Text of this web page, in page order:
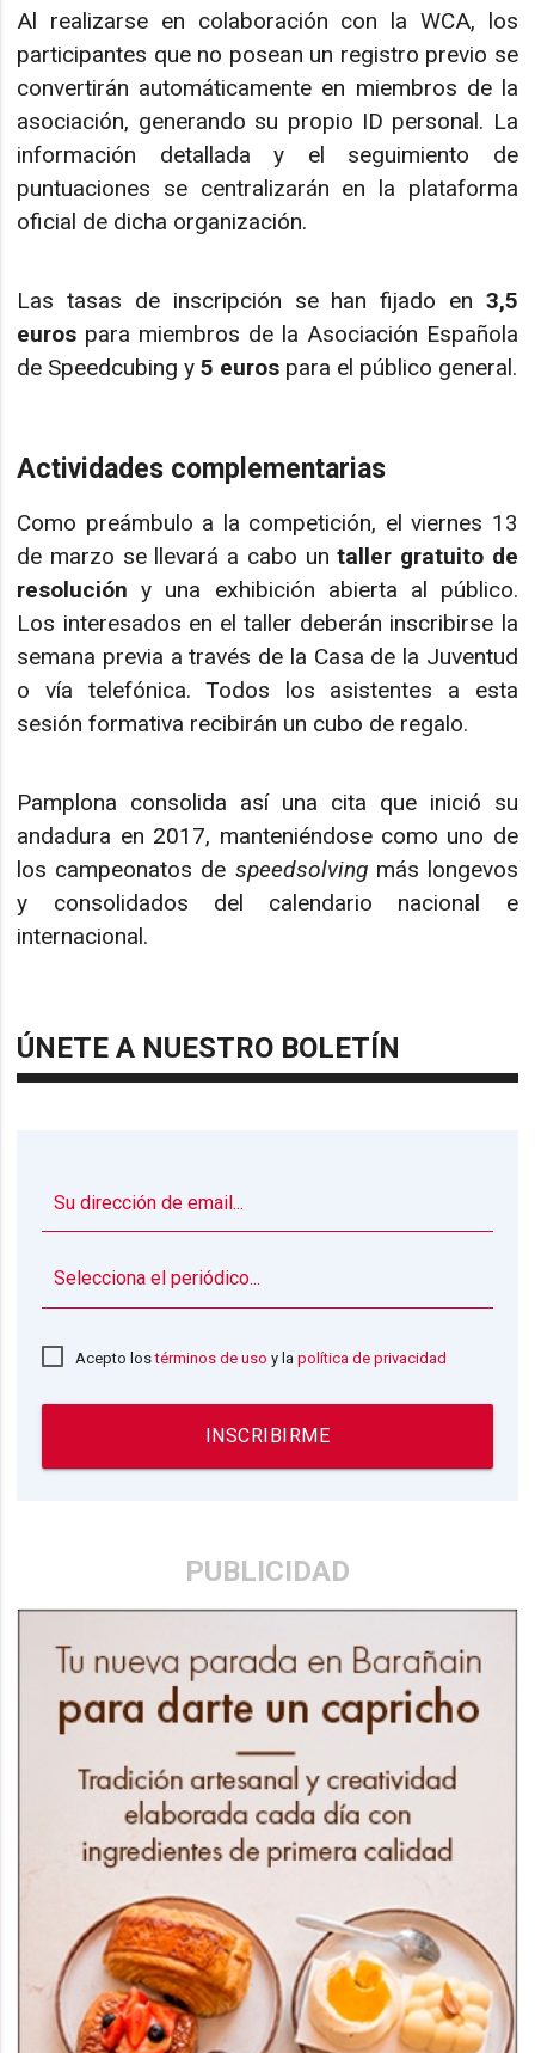
Al realizarse en colaboración con la WCA, los
participantes que no posean un registro previo se
convertirán automáticamente en miembros de la
asociación, generando su propio ID personal. La
información detallada y el seguimiento de
puntuaciones se centralizarán en la plataforma
oficial de dicha organización.
Las tasas de inscripción se han fijado en 3,5
euros para miembros de la Asociación Española
de Speedcubing y5 euros para el público general.
Actividades complementarias
Como preámbulo a la competición, el viernes 13
de marzo se llevará a cabo untaller gratuito de
resolución y una exhibición abierta al público.
Los interesados en el taller deberán inscribirse la
semana previa a través de la Casa de la Juventud
o vía telefónica. Todos los asistentes a esta
sesión formativa recibirán un cubo de regalo.
Pamplona consolida así una cita que inició su
andadura en 2017, manteniéndose como uno de
los campeonatos de speedsolvingmás longevos
y consolidados del calendario nacional e
internacional.
ÚNETE A NUESTRO BOLETÍN
Acepto lostérminos de uso y lapolítica de privacidad
INSCRIBIRME
PUBLICIDAD